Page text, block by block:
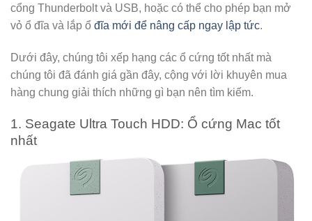
cổng Thunderbolt và USB, hoặc có thể cho phép bạn mở
vỏ ổ đĩa và lắp ổ đĩa mới để nâng cấp ngay lập tức.
Dưới đây, chúng tôi xếp hạng các ổ cứng tốt nhất mà
chúng tôi đã đánh giá gần đây, cộng với lời khuyên mua
hàng chung giải thích những gì bạn nên tìm kiếm.
1. Seagate Ultra Touch HDD: Ổ cứng Mac tốt
nhất